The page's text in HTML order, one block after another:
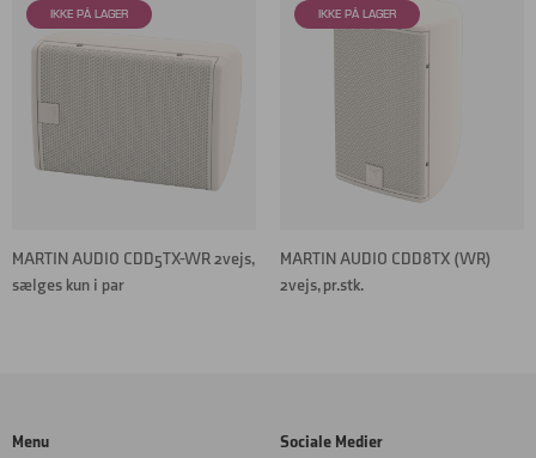
MARTIN AUDIO CDD5TX-WR 2vejs,
sælges kun i par
MARTIN AUDIO CDD8TX (WR)
2vejs, pr.stk.
Menu Sociale Medier